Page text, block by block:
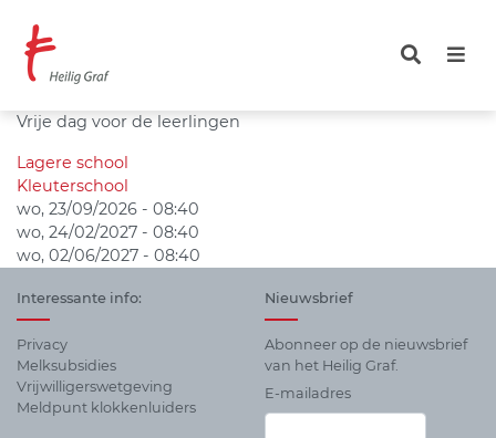
naar
gaan
Vrije dag voor de leerlingen
Lagere school
Kleuterschool
wo, 23/09/2026 - 08:40
wo, 24/02/2027 - 08:40
wo, 02/06/2027 - 08:40
Interessante info:
Privacy
Melksubsidies
Vrijwilligerswetgeving
Meldpunt klokkenluiders
Nieuwsbrief
Abonneer op de nieuwsbrief
van het Heilig Graf.
E-mailadres